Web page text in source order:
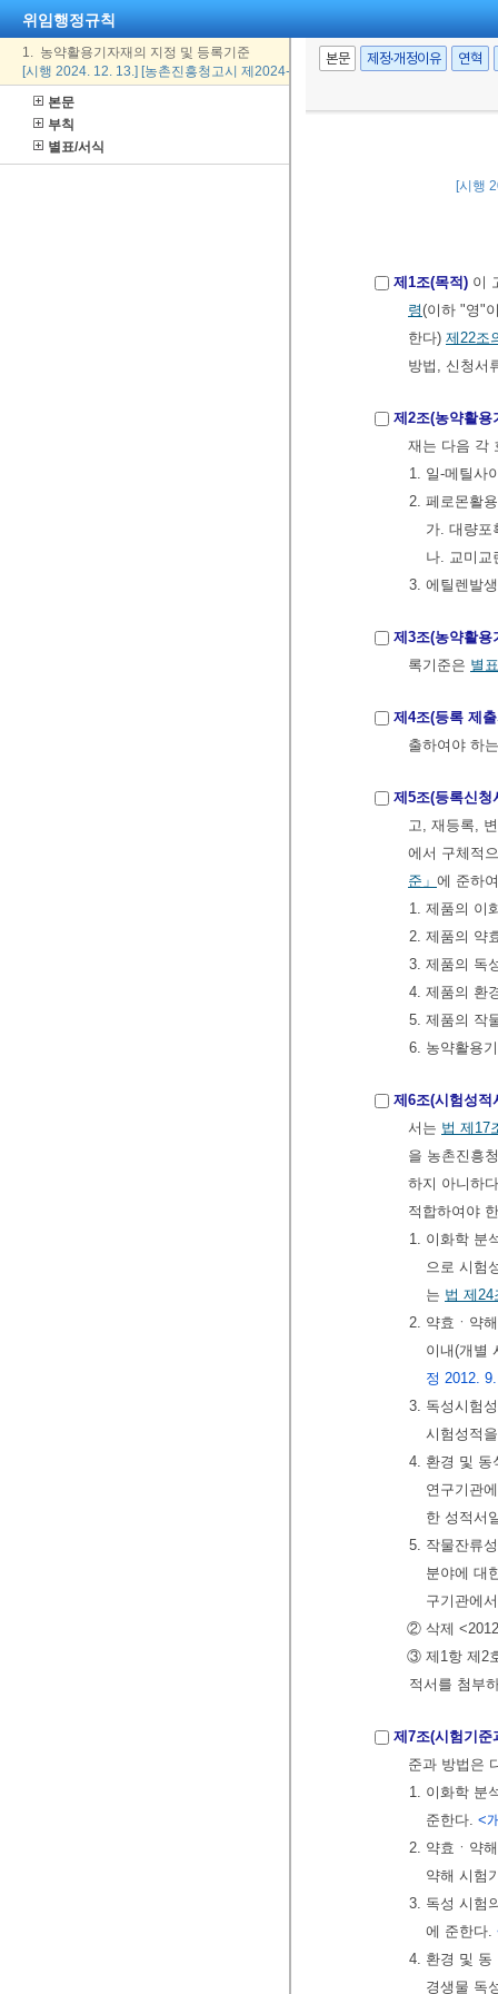
위임행정규칙
1. 농약활용기자재의 지정 및 등록기준
[시행 2024. 12. 13.] [농촌진흥청고시 제2024-35호, 2024. 12. 13., 일부개정]
본문
부칙
별표/서식
본문 제정·개정이유 연혁
[시행
제1조(목적) 이
령(이하 "영"
한다) 제22조
방법, 신청서
제2조(농약활용
재는 다음 각
1. 일-메틸사
2. 페로몬활
가. 대량
나. 교미
3. 에틸렌발
제3조(농약활용
록기준은 별
제4조(등록 제
출하여야 하
제5조(등록신청
고, 재등록,
에서 구체적
준」 에 준하
1. 제품의 이
2. 제품의 약
3. 제품의 독
4. 제품의 환
5. 제품의 작
6. 농약활용
제6조(시험성적
서는 법 제17
을 농촌진흥
하지 아니하
적합하여야
1. 이화학 분
으로 시험
는 법 제24
2. 약효ㆍ약
이내(개별
정 2012.
3. 독성시험
시험성적
4. 환경 및 동
연구기관
한 성적서
5. 작물잔류
분야에 대
구기관에
② 삭제
③ 제1항 제2
적서를 첨부
제7조(시험기준
준과 방법은
1. 이화학 분
준한다. <
2. 약효ㆍ약
약해 시험
3. 독성 시험
에 준한다.
4. 환경 및 동
경생물 독